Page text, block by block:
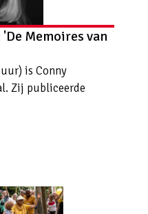
Memoires van
is Conny
Zij publiceerde